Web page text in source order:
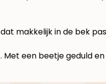
makkelijk in de bek
een beetje geduld